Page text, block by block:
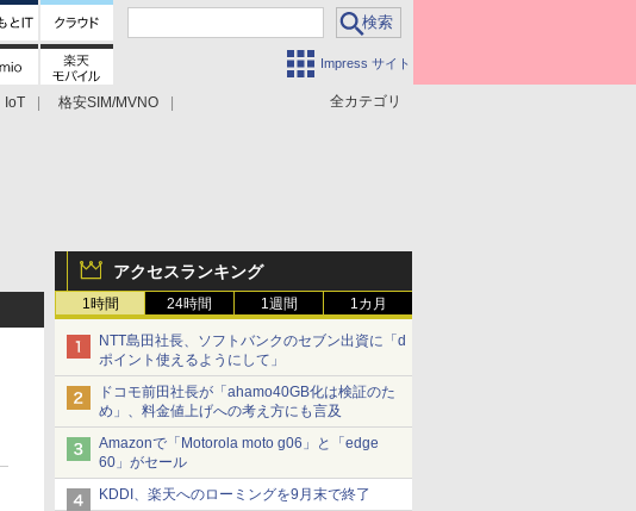
Impress サイト
全カテゴリ
IoT
格安SIM/MVNO
アクセスランキング
1時間 24時間 1週間 1カ月
NTT島田社長、ソフトバンクのセブン出資に「d
ポイント使えるようにして」
ドコモ前田社長が「ahamo40GB化は検証のた
め」、料金値上げへの考え方にも言及
Amazonで「Motorola moto g06」と「edge
60」がセール
KDDI、楽天へのローミングを9月末で終了